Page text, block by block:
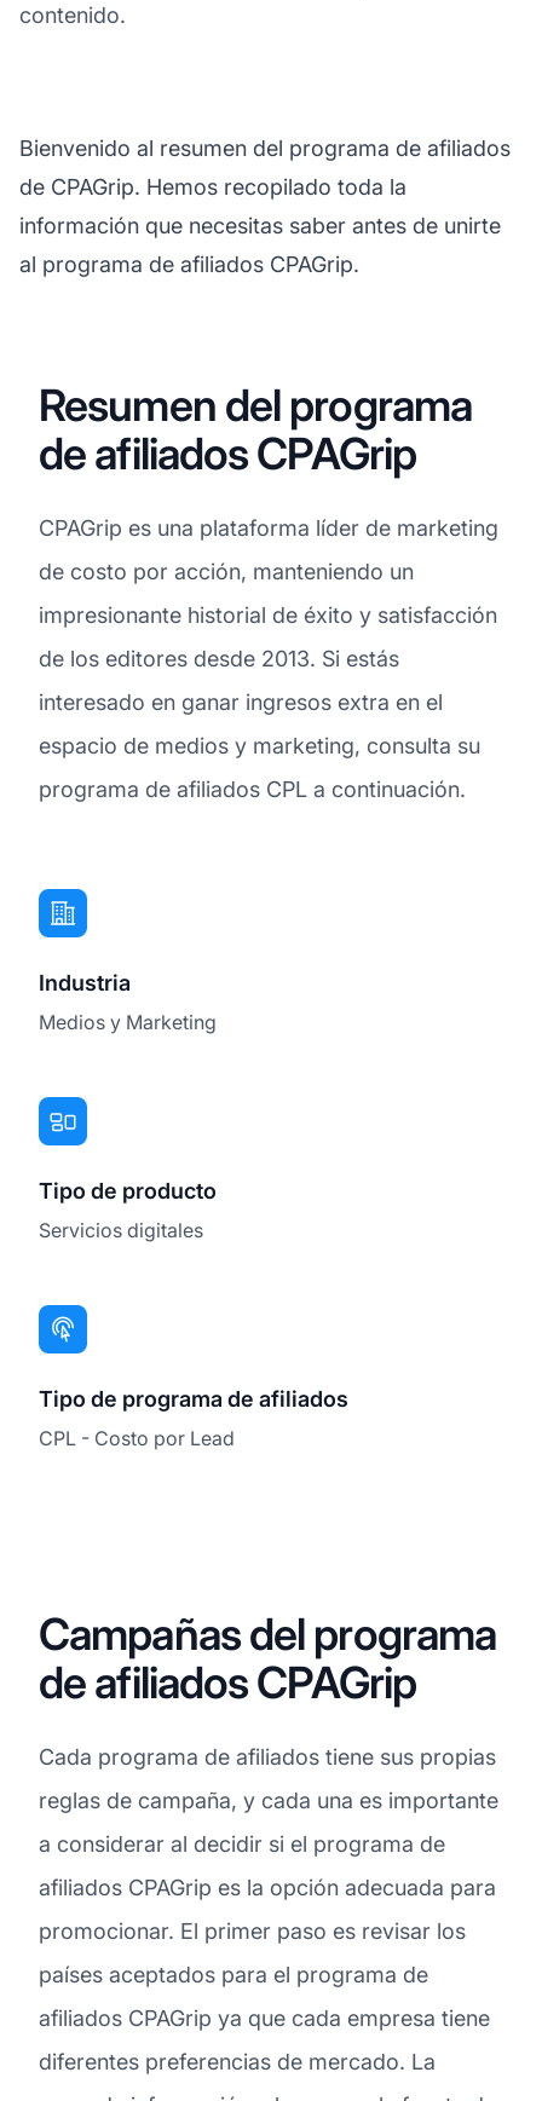
contenido.
Bienvenido al resumen del programa de afiliados
de CPAGrip. Hemos recopilado toda la
información que necesitas saber antes de unirte
al programa de afiliados CPAGrip.
Resumen del programa
de afiliados CPAGrip
CPAGrip es una plataforma líder de marketing
de costo por acción, manteniendo un
impresionante historial de éxito y satisfacción
de los editores desde 2013. Si estás
interesado en ganar ingresos extra en el
espacio de medios y marketing, consulta su
programa de afiliados CPL a continuación.
Industria
Medios y Marketing
Tipo de producto
Servicios digitales
Tipo de programa de afiliados
CPL - Costo por Lead
Campañas del programa
de afiliados CPAGrip
Cada programa de afiliados tiene sus propias
reglas de campaña, y cada una es importante
a considerar al decidir si el programa de
afiliados CPAGrip es la opción adecuada para
promocionar. El primer paso es revisar los
países aceptados para el programa de
afiliados CPAGrip ya que cada empresa tiene
diferentes preferencias de mercado. La